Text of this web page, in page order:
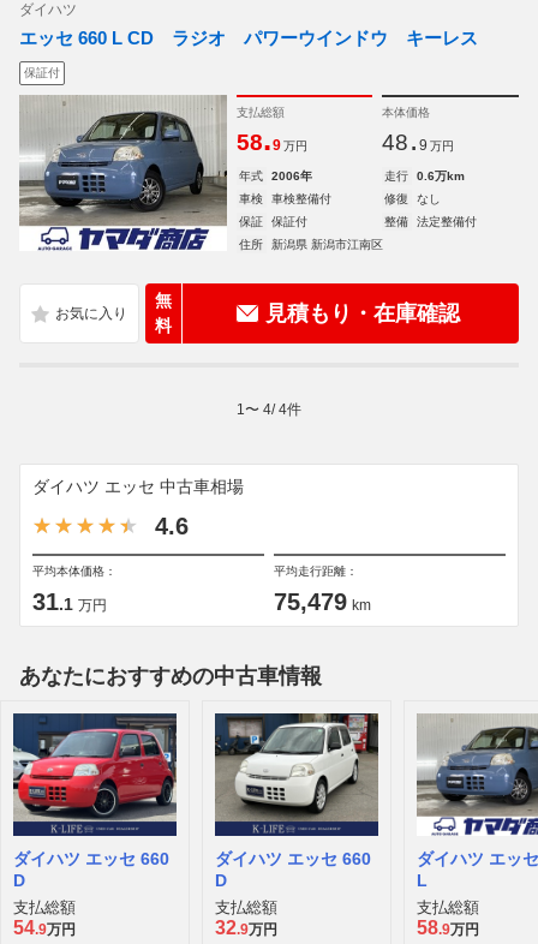
ダイハツ
エッセ 660 L CD ラジオ パワーウインドウ キーレス
保証付
支払総額
58.9 万円
本体価格
48. 9 万円
年式 2006年 走行
0.6万km
車検
車検整備付 修復
なし
保証
保証付 整備
法定整備付
住所
新潟県 新潟市江南区
無
料
見積もり・在庫確認
1 〜 4/4件
ダイハツ エッセ 中古車相場
4.6
平均本体価格：
31.1 万円
平均走行距離：
75,479 km
あなたにおすすめの中古車情報
ダイハツ エッセ 660
D
支払総額
54.9万円
ダイハツ エッセ 660
D
支払総額
32.9万円
ダイハツ エッ
L
支払総額
58.9万円